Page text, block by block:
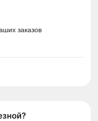
заказов